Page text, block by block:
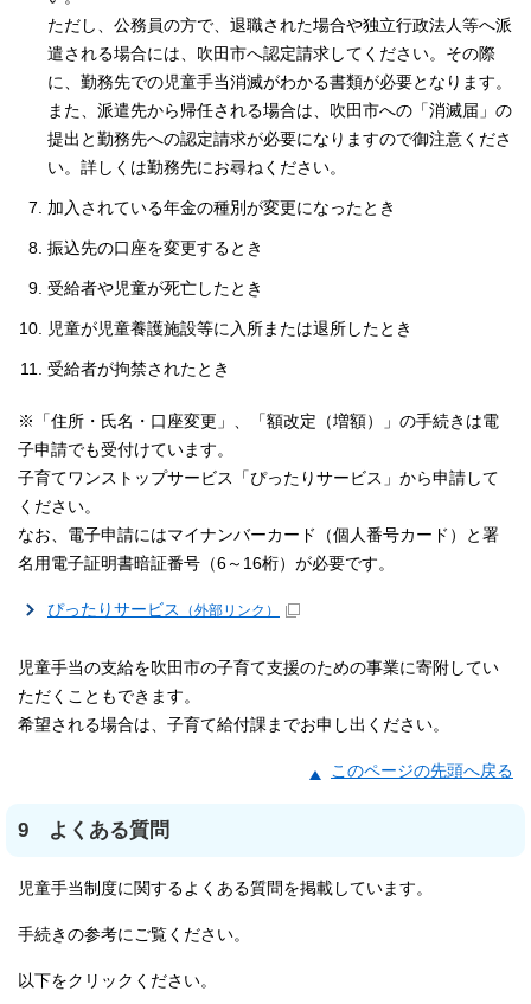
ただし、公務員の方で、退職された場合や独立行政法人等へ派
遣される場合には、吹田市へ認定請求してください。その際
に、勤務先での児童手当消滅がわかる書類が必要となります。
また、派遣先から帰任される場合は、吹田市への「消滅届」の
提出と勤務先への認定請求が必要になりますので御注意くださ
い。詳しくは勤務先にお尋ねください。
加入されている年金の種別が変更になったとき
振込先の口座を変更するとき
受給者や児童が死亡したとき
児童が児童養護施設等に入所または退所したとき
受給者が拘禁されたとき
※「住所・氏名・口座変更」、「額改定（増額）」の手続きは電
子申請でも受付けています。
子育てワンストップサービス「ぴったりサービス」から申請して
ください。
なお、電子申請にはマイナンバーカード（個人番号カード）と署
名用電子証明書暗証番号（6～16桁）が必要です。
ぴったりサービス （外部リンク）
児童手当の支給を吹田市の子育て支援のための事業に寄附してい
ただくこともできます。
希望される場合は、子育て給付課までお申し出ください。
このページの先頭へ戻る
9 よくある質問
児童手当制度に関するよくある質問を掲載しています。
手続きの参考にご覧ください。
以下をクリックください。